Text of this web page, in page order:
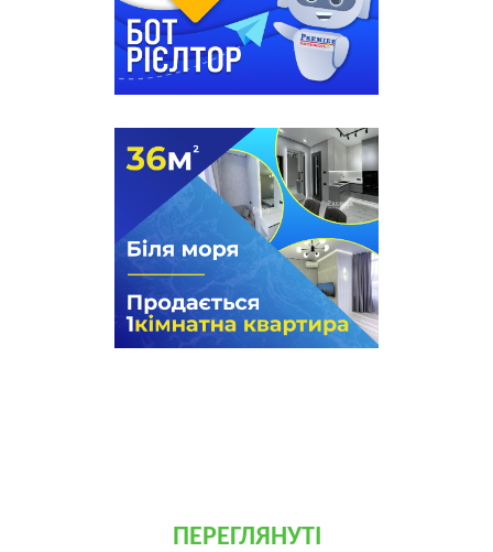
ПЕРЕГЛЯНУТІ